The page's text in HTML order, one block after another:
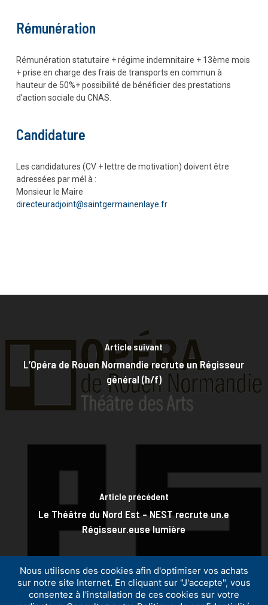
Rémunération
Rémunération statutaire + régime indemnitaire + 13ème mois
+ prise en charge des frais de transports en commun à
hauteur de 50%+ possibilité de bénéficier des prestations
d’action sociale du CNAS.
Candidature
Les candidatures (CV + lettre de motivation) doivent être
adressées par mél à :
Monsieur le Maire
directeuradjoint@saintgermainenlaye.fr
Article suivant
L’Opéra de Rouen Normandie recrute un Régisseur
général (h/f)
Article précédent
Le Théâtre du Nord Est – NEST recrute un.e
Régisseur.euse lumière
Nous utilisons des cookies afin d'optimiser vos achats
sur notre site Internet. En cliquant sur "J'accepte", vous
consentez à l'installation de ces cookies sur votre